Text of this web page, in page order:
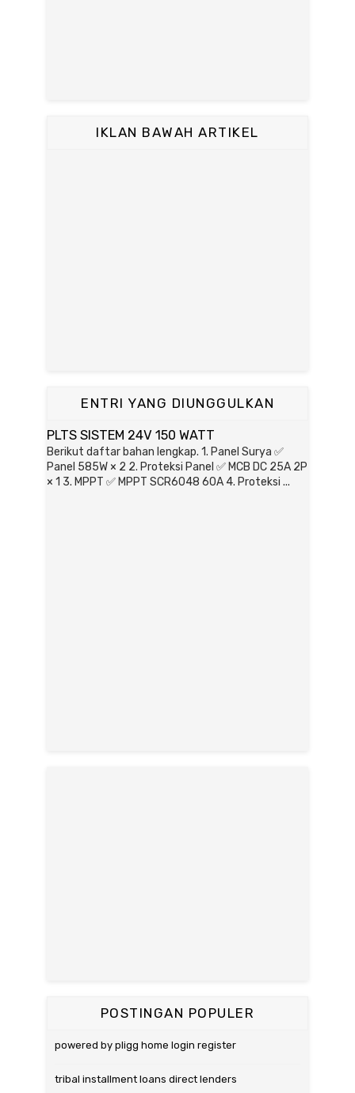
IKLAN BAWAH ARTIKEL
ENTRI YANG DIUNGGULKAN
PLTS SISTEM 24V 150 WATT
Berikut daftar bahan lengkap. 1. Panel Surya ✅
Panel 585W × 2 2. Proteksi Panel ✅ MCB DC 25A 2P
× 1 3. MPPT ✅ MPPT SCR6048 60A 4. Proteksi ...
POSTINGAN POPULER
powered by pligg home login register
tribal installment loans direct lenders